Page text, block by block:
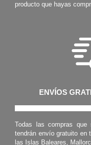
producto que hayas
ENVÍOS
Todas las compras
tendrán envío gratuito en
las Islas Baleares,